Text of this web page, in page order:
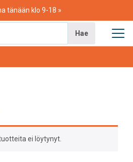
tänään klo 9-18
Hae
ei löytynyt.